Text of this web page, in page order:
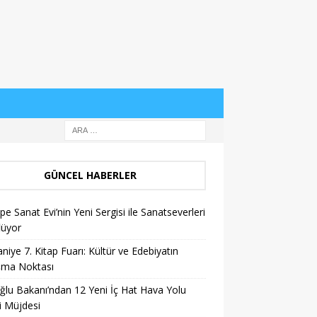
GÜNCEL HABERLER
Sanat Evi’nin Yeni Sergisi ile Sanatseverleri
7. Kitap Fuarı: Kültür ve Edebiyatın
Noktası
Bakanı’ndan 12 Yeni İç Hat Hava Yolu
Müjdesi